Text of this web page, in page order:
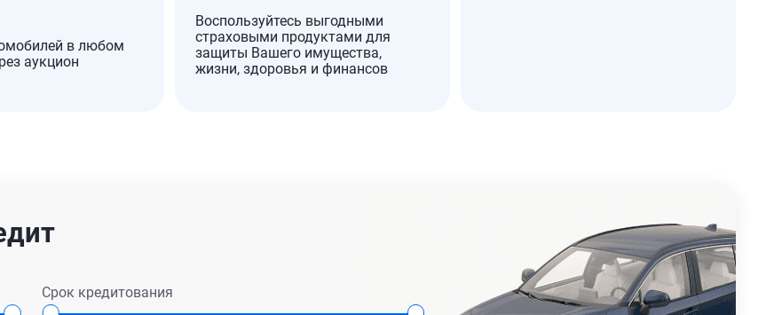
в любом
аукцион
Воспользуйтесь выгодными
страховыми продуктами для
защиты Вашего имущества,
жизни, здоровья и финансов
Срок кредитования